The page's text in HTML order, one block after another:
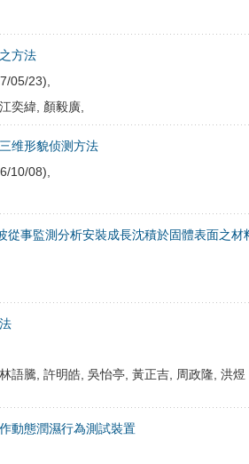
方法
05/23),
奕緯, 顏毅廣,
维形貌侦测方法
10/08),
從事監測分析安裝成長沈積於固體表面之材
語騰, 許明皓, 吳怡亭, 黃正吉, 周政隆, 洪煜
動態潤濕行為測試裝置